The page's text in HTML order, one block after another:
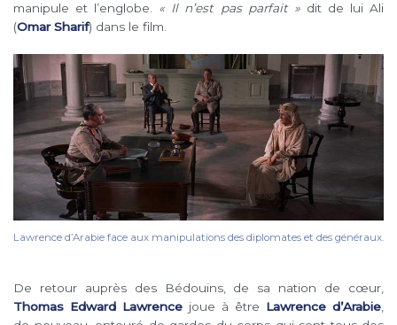
manipule et l’englobe. « Il n’est pas parfait »dit de lui Ali
(Omar Sharif) dans le film.
Lawrence d’Arabie face aux manipulations des diplomates et des généraux.
De retour auprès des Bédouins, de sa nation de cœur,
Thomas Edward Lawrence joue à être Lawrence d’Arabie